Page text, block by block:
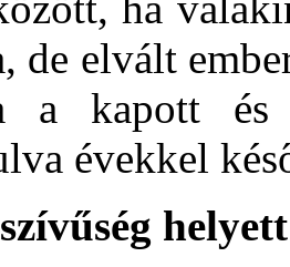
de elvált
a kapott
évekkel